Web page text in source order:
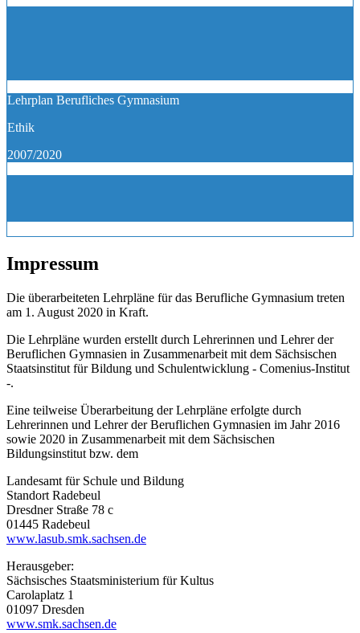
Lehrplan Berufliches Gymnasium
Ethik
2007/2020
Impressum
Die überarbeiteten Lehrpläne für das Berufliche Gymnasium treten
am 1. August 2020 in Kraft.
Die Lehrpläne wurden erstellt durch Lehrerinnen und Lehrer der
Beruflichen Gymnasien in Zusammenarbeit mit dem Sächsischen
Staatsinstitut für Bildung und Schulentwicklung - Comenius-Institut
-.
Eine teilweise Überarbeitung der Lehrpläne erfolgte durch
Lehrerinnen und Lehrer der Beruflichen Gymnasien im Jahr 2016
sowie 2020 in Zusammenarbeit mit dem Sächsischen
Bildungsinstitut bzw. dem
Landesamt für Schule und Bildung
Standort Radebeul
Dresdner Straße 78 c
01445 Radebeul
www.lasub.smk.sachsen.de
Herausgeber:
Sächsisches Staatsministerium für Kultus
Carolaplatz 1
01097 Dresden
www.smk.sachsen.de